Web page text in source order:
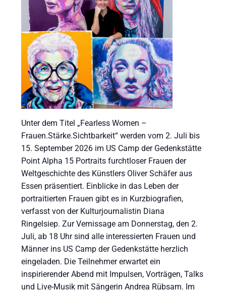
Unter dem Titel „Fearless Women –
Frauen.Stärke.Sichtbarkeit“ werden vom 2. Juli bis
15. September 2026 im US Camp der Gedenkstätte
Point Alpha 15 Portraits furchtloser Frauen der
Weltgeschichte des Künstlers Oliver Schäfer aus
Essen präsentiert. Einblicke in das Leben der
portraitierten Frauen gibt es in Kurzbiografien,
verfasst von der Kulturjournalistin Diana
Ringelsiep. Zur Vernissage am Donnerstag, den 2.
Juli, ab 18 Uhr sind alle interessierten Frauen und
Männer ins US Camp der Gedenkstätte herzlich
eingeladen. Die Teilnehmer erwartet ein
inspirierender Abend mit Impulsen, Vorträgen, Talks
und Live-Musik mit Sängerin Andrea Rübsam. Im